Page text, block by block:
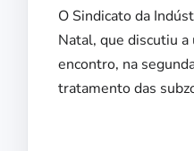
O Sindicato da
Natal, que discutiu a
encontro, na
tratamento das